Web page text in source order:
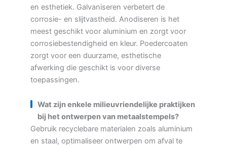
en esthetiek. Galvaniseren verbetert de
corrosie- en slijtvastheid. Anodiseren is het
meest geschikt voor aluminium en zorgt voor
corrosiebestendigheid en kleur. Poedercoaten
zorgt voor een duurzame, esthetische
afwerking die geschikt is voor diverse
toepassingen.
Wat zijn enkele milieuvriendelijke praktijken
bij het ontwerpen van metaalstempels?
Gebruik recyclebare materialen zoals aluminium
en staal, optimaliseer ontwerpen om afval te